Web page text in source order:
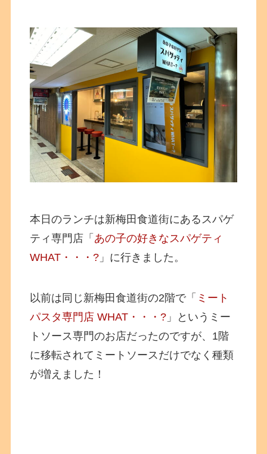
本日のランチは新梅田食道街にあるスパゲ
ティ専門店「 あの子の好きなスパゲティ
WHAT・・・? 」に行きました。
以前は同じ新梅田食道街の2階で「 ミート
パスタ専門店 WHAT・・・? 」というミー
トソース専門のお店だったのですが、1階
に移転されてミートソースだけでなく種類
が増えました！